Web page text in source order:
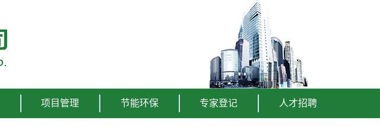
项目管理 节能环保 专家登记 人才招聘